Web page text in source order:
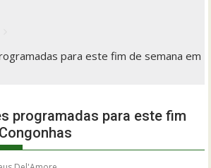
para este fim de semana em
programadas para este fim